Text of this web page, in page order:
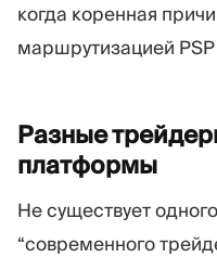
когда коренная
маршрутизацией
Разные
платформы
Не существует
“современного